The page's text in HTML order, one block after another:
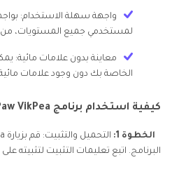
واجهة سهلة الاستخدام:
لمستخدمي جميع المستويات، من
معاينة بدون علامات مائية:
الخاصة بك دون وجود علامات
كيفية استخدام برنامج HitPaw VikPea
الخطوة 1:
البرنامج. اتبع تعليمات التثبيت لتثبيته